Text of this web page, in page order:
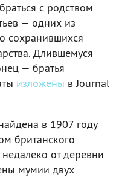
с родством
— одних из
сохранившихся
Длившемуся
— братья
изложены в Journal
в 1907 году
британского
от деревни
мумии двух